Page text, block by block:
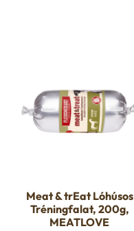
Meat & trEat Lóhúsos
Tréningfalat, 200g,
MEATLOVE